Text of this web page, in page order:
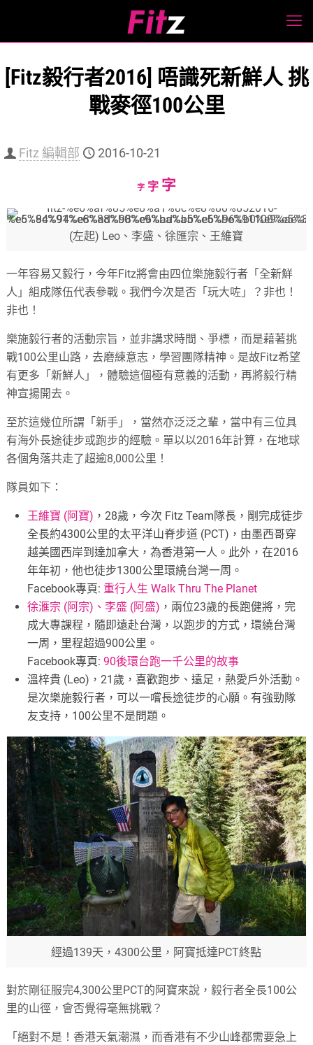
[Fitz毅行者2016] 唔識死新鮮人 挑
戰麥徑100公里
Fitz 編輯部 2016-10-21
字Decrease
size.
字Reset
size.
字Increase
size.
(左起) Leo、李盛、徐匯宗、王維寶
一年容易又毅行，今年Fitz將會由四位樂施毅行者「全新鮮
人」組成隊伍代表參戰。我們今次是否「玩大咗」？非也！
非也！
樂施毅行者的活動宗旨，並非講求時間、爭標，而是藉著挑
戰100公里山路，去磨練意志，學習團隊精神。是故Fitz希望
有更多「新鮮人」，體驗這個極有意義的活動，再將毅行精
神宣揚開去。
至於這幾位所謂「新手」，當然亦泛泛之輩，當中有三位具
有海外長途徒步或跑步的經驗。單以以2016年計算，在地球
各個角落共走了超逾8,000公里！
隊員如下：
王維寶 (阿寶) ，28歲，今次 Fitz Team隊長，剛完成徒步
全長約4300公里的太平洋山脊步道 (PCT)，由墨西哥穿
越美國西岸到達加拿大，為香港第一人。此外，在2016
年年初，他也徒步1300公里環繞台灣一周。
Facebook專頁: 重行人生 Walk Thru The Planet
徐滙宗 (阿宗)、李盛 (阿盛) ，兩位23歲的長跑健將，完
成大專課程，隨即遠赴台灣，以跑步的方式，環繞台灣
一周，里程超過900公里。
Facebook專頁:90後環台跑一千公里的故事
溫梓貴 (Leo)，21歲，喜歡跑步、遠足，熱愛戶外活動。
是次樂施毅行者，可以一嚐長途徒步的心願。有強勁隊
友支持，100公里不是問題。
經過139天，4300公里，阿寶抵達PCT終點
對於剛征服完4,300公里PCT的阿寶來說，毅行者全長100公
里的山徑，會否覺得毫無挑戰？
「絕對不是！香港天氣潮濕，而香港有不少山峰都需要急上